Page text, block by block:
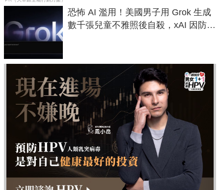
恐怖 AI 濫用！美國男子用 Grok 生成
數千張兒童不雅照後自殺，xAI 因防護